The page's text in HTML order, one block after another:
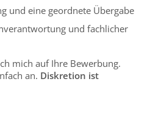
und eine geordnete Übergabe
und fachlicher
mich auf Ihre Bewerbung.
an. Diskretion ist